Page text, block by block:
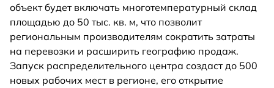
объект будет включать многотемпературный склад
площадью до 50 тыс. кв. м, что позволит
региональным производителям сократить затраты
на перевозки и расширить географию продаж.
Запуск распределительного центра создаст до 500
новых рабочих мест в регионе, его открытие